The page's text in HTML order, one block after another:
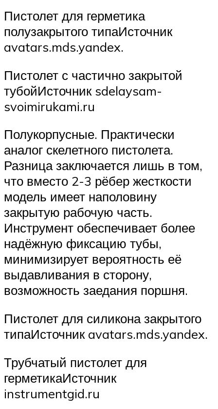
Пистолет для герметика
полузакрытого типаИсточник
avatars.mds.yandex.
Пистолет с частично закрытой
тубойИсточник sdelaysam-
svoimirukami.ru
Полукорпусные. Практически
аналог скелетного пистолета.
Разница заключается лишь в том,
что вместо 2-3 рёбер жесткости
модель имеет наполовину
закрытую рабочую часть.
Инструмент обеспечивает более
надёжную фиксацию тубы,
минимизирует вероятность её
выдавливания в сторону,
возможность заедания поршня.
Пистолет для силикона закрытого
типаИсточник avatars.mds.yandex.
Трубчатый пистолет для
герметикаИсточник
instrumentgid.ru